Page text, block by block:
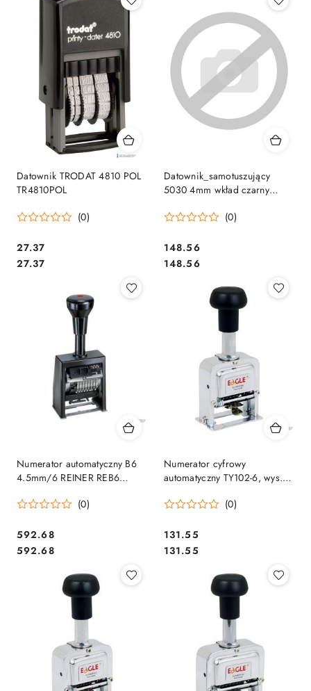
Datownik TRODAT 4810 POL
TR4810POL
(0)
Cena:
27.37
Cena:
27.37
Datownik_samotuszujący
5030 4mm wkład czarny
(0)
Cena:
148.56
Cena:
148.56
Numerator automatyczny B6
4.5mm/6 REINER REB6
czarna
(0)
Cena:
592.68
Cena:
592.68
Numerator cyfrowy
automatyczny TY102-6, wys.
EAGLE 140-1009
(0)
Cena:
131.55
Cena:
131.55